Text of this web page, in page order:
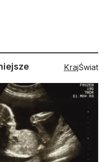
KrajŚwiat